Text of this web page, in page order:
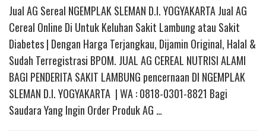
Jual AG Sereal NGEMPLAK SLEMAN D.I. YOGYAKARTA Jual AG
Cereal Online Di Untuk Keluhan Sakit Lambung atau Sakit
Diabetes | Dengan Harga Terjangkau, Dijamin Original, Halal &
Sudah Terregistrasi BPOM. JUAL AG CEREAL NUTRISI ALAMI
BAGI PENDERITA SAKIT LAMBUNG pencernaan DI NGEMPLAK
SLEMAN D.I. YOGYAKARTA | WA : 0818-0301-8821 Bagi
Saudara Yang Ingin Order Produk AG …